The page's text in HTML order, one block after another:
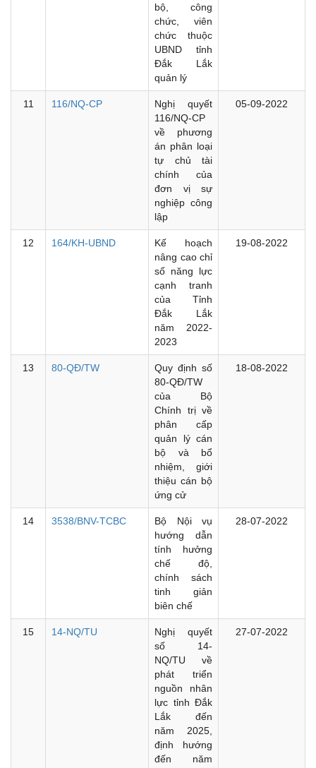
bộ, công
chức, viên
chức thuộc
UBND tỉnh
Đắk Lắk
quản lý
11 116/NQ-CP
Nghị quyết
116/NQ-CP
về phương
án phân loại
tự chủ tài
chính của
đơn vị sự
nghiệp công
lập
05-09-2022
12 164/KH-UBND
Kế hoạch
nâng cao chỉ
số năng lực
cạnh tranh
của Tỉnh
Đắk Lắk
năm 2022-
2023
19-08-2022
13 80-QĐ/TW
Quy định số
80-QĐ/TW
của Bộ
Chính trị về
phân cấp
quản lý cán
bộ và bổ
nhiệm, giới
thiệu cán bộ
ứng cử
18-08-2022
14 3538/BNV-TCBC
Bộ Nội vụ
hướng dẫn
tính hưởng
chế độ,
chính sách
tinh giản
biên chế
28-07-2022
15 14-NQ/TU
Nghị quyết
số 14-
NQ/TU về
phát triển
nguồn nhân
lực tỉnh Đắk
Lắk đến
năm 2025,
định hướng
đến năm
27-07-2022